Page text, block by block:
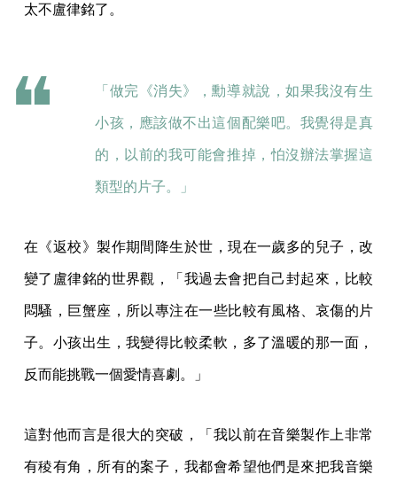
太不盧律銘了。
「做完《消失》，勳導就說，如果我沒有生
小孩，應該做不出這個配樂吧。我覺得是真
的，以前的我可能會推掉，怕沒辦法掌握這
類型的片子。」
在《返校》製作期間降生於世，現在一歲多的兒子，改
變了盧律銘的世界觀，「我過去會把自己封起來，比較
悶騷，巨蟹座，所以專注在一些比較有風格、哀傷的片
子。小孩出生，我變得比較柔軟，多了溫暖的那一面，
反而能挑戰一個愛情喜劇。」
這對他而言是很大的突破，「我以前在音樂製作上非常
有稜有角，所有的案子，我都會希望他們是來把我音樂